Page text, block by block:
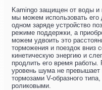
Kamingo защищен от воды и
мы можем использовать
одном заряде устройство
режиме поддержки, а
можем удвоить это
торможения и поездок вниз
кинетическую энергию и
продлить его время
уровень шума не превышает
тормозами V-образного
роликовыми.